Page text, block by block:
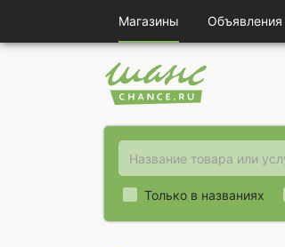
Магазины Объявления
Только в названиях